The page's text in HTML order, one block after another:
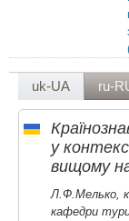
uk-UA ru-
у
вищому
Л.Ф.Мелько,
кафедри